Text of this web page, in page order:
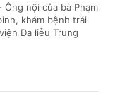
nội của bà Phạm
khám bệnh trái
Da liễu Trung